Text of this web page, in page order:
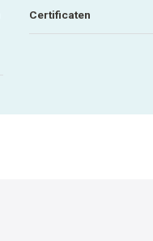
Certificaten